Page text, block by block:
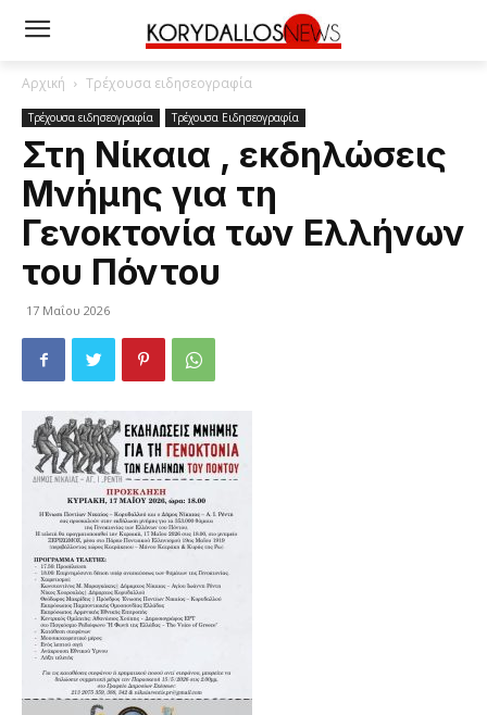
Αρχική Τρέχουσα ειδησεογραφία
Τρέχουσα ειδησεογραφία Τρέχουσα Ειδησεογραφία
Στη Νίκαια , εκδηλώσεις
Μνήμης για τη
Γενοκτονία των Ελλήνων
του Πόντου
17 Μαΐου 2026